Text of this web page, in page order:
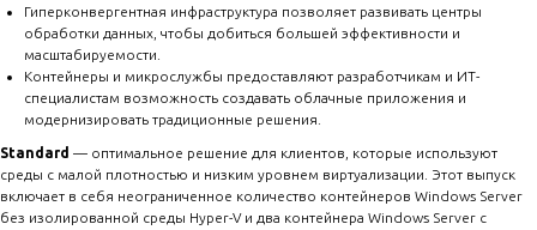
Гиперконвергентная инфраструктура позволяет развивать центры
обработки данных, чтобы добиться большей эффективности и
масштабируемости.
Контейнеры и микрослужбы предоставляют разработчикам и ИТ-
специалистам возможность создавать облачные приложения и
модернизировать традиционные решения.
Standard — оптимальное решение для клиентов, которые используют
среды с малой плотностью и низким уровнем виртуализации. Этот выпуск
включает в себя неограниченное количество контейнеров Windows Server
без изолированной среды Hyper-V и два контейнера Windows Server с